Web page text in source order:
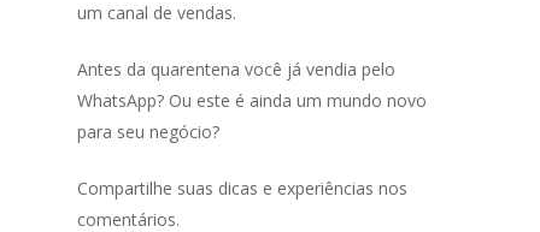
um canal de vendas.
Antes da quarentena você já vendia pelo
WhatsApp? Ou este é ainda um mundo novo
para seu negócio?
Compartilhe suas dicas e experiências nos
comentários.